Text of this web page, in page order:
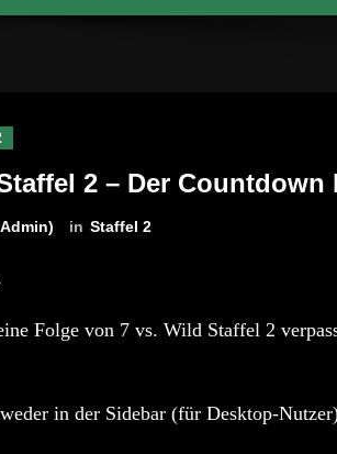
2 – Der Countdown
in Staffel 2
Folge von 7 vs. Wild Staffel 2
in der Sidebar (für Desktop-